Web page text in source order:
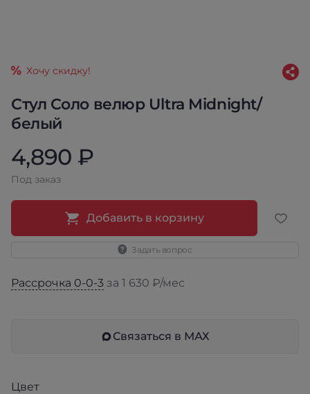
Стул Соло велюр Ultra Midnight/
белый
Хочу скидку!
4,890 ₽
Под заказ
Добавить в корзину
Задать вопрос
Рассрочка 0-0-3 за 1 630 ₽/мес
Связаться в МАХ
Цвет